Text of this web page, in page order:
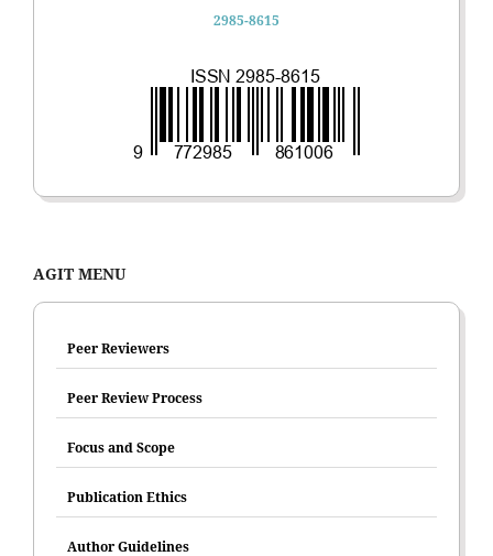
2985-8615
AGIT MENU
Peer Reviewers
Peer Review Process
Focus and Scope
Publication Ethics
Author Guidelines